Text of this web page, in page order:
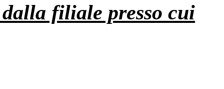
filiale presso cui